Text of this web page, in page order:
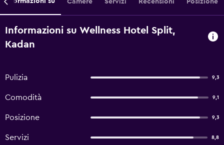
Informazioni su Wellness Hotel Split,
Kadan
Pulizia 9,3
Comodità 9,1
Posizione 9,3
Servizi 8,8